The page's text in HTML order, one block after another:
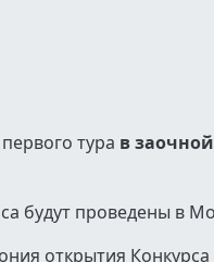
тура в
будут проведены в
открытия